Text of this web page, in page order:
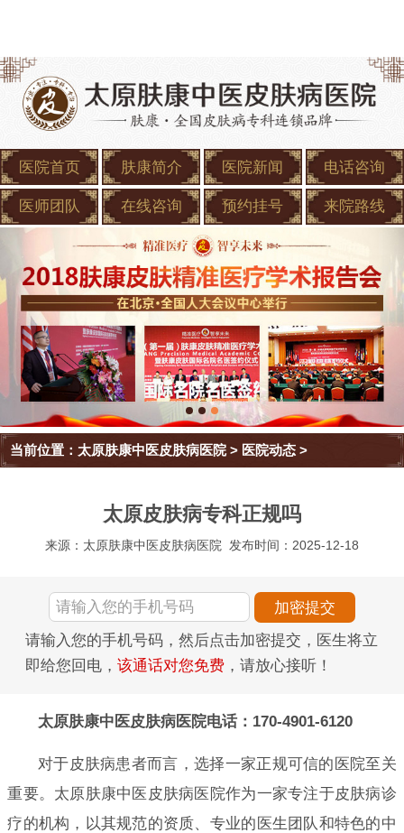
医院首页 肤康简介 医院新闻 电话咨询
医师团队 在线咨询 预约挂号 来院路线
当前位置： 太原肤康中医皮肤病医院> 医院动态 >
太原皮肤病专科正规吗
来源：太原肤康中医皮肤病医院 发布时间：2025-12-18
请输入您的手机号码，然后点击加密提交，医生将立
即给您回电， 该通话对您免费 ，请放心接听！
太原肤康中医皮肤病医院电话：170-4901-6120
对于皮肤病患者而言，选择一家正规可信的医院至关
重要。太原肤康中医皮肤病医院作为一家专注于皮肤病诊
疗的机构，以其规范的资质、专业的医生团队和特色的中